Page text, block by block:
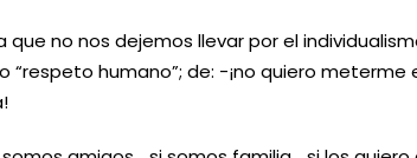
que no nos dejemos llevar por el
“respeto humano”; de: -¡no quiero meterme